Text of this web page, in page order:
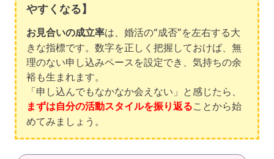
やすくなる】
お見合いの成立率は、婚活の“成否”を左右する大
きな指標です。数字を正しく把握しておけば、無
理のない申し込みペースを設定でき、気持ちの余
裕も生まれます。
「申し込んでもなかなか会えない」と感じたら、
まずは自分の活動スタイルを振り返ることから始
めてみましょう。